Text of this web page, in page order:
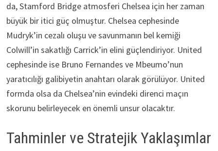
da, Stamford Bridge atmosferi Chelsea için her zaman
büyük bir itici güç olmuştur. Chelsea cephesinde
Mudryk’in cezalı oluşu ve savunmanın bel kemiği
Colwill’in sakatlığı Carrick’in elini güçlendiriyor. United
cephesinde ise Bruno Fernandes ve Mbeumo’nun
yaratıcılığı galibiyetin anahtarı olarak görülüyor. United
formda olsa da Chelsea’nin evindeki direnci maçın
skorunu belirleyecek en önemli unsur olacaktır.
Tahminler ve Stratejik Yaklaşımlar